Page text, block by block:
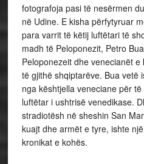
fotografoja pasi të nesërmen
në Udine. E kisha përfytyruar
para varrit të këtij luftëtari të
madh të Peloponezit, Petro
Peloponezeit dhe venecianët
të gjithë shqiptarëve. Bua vetë
nga kështjella veneciane për
luftëtar i ushtrisë venedikase.
stradiotësh në sheshin San
kuajt dhe armët e tyre, ishte
kronikat e kohës.